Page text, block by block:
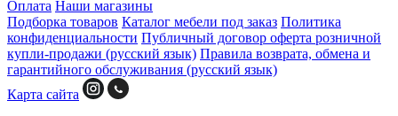
Оплата Наши магазины
Подборка товаров Каталог мебели под заказ Политика
конфиденциальности Публичный договор оферта розничной
купли-продажи (русский язык) Правила возврата, обмена и
гарантийного обслуживания (русский язык)
Карта сайта